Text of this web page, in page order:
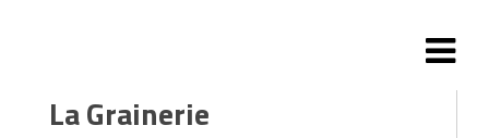
La Grainerie